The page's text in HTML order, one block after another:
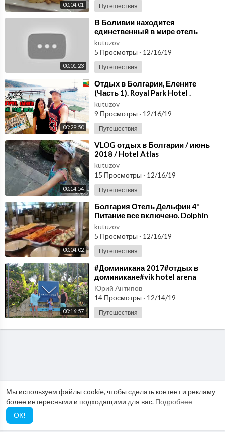
Мы используем файлы cookie, чтобы сделать контент и рекламу
более интересными и подходящими для вас. Подробнее
ОК!
00:04:01 Путешествия
00:01:23
⁣В Боливии находится
единственный в мире отель
полностью сделанный из соли /
Hotel Palacio De Sal
kutuzov
5 Просмотры · 12/16/19
Путешествия
00:29:50
⁣Отдых в Болгарии, Елените
(Часть 1). Royal Park Hotel .
Солнце, Море, Пляж
kutuzov
9 Просмотры · 12/16/19
Путешествия
00:14:54
⁣VLOG отдых в Болгарии / июнь
2018 / Hotel Atlas
kutuzov
15 Просмотры · 12/16/19
Путешествия
00:04:02
⁣Болгария Отель Дельфин 4*
Питание все включено. Dolphin
Hotel Bulgaria 4*
kutuzov
5 Просмотры · 12/16/19
Путешествия
00:16:57
⁣#Доминикана 2017#отдых в
доминикане#vik hotel arena
blanco#пунта
кана#океан#саона#все включено
Юрий Антипов
14 Просмотры · 12/14/19
Путешествия